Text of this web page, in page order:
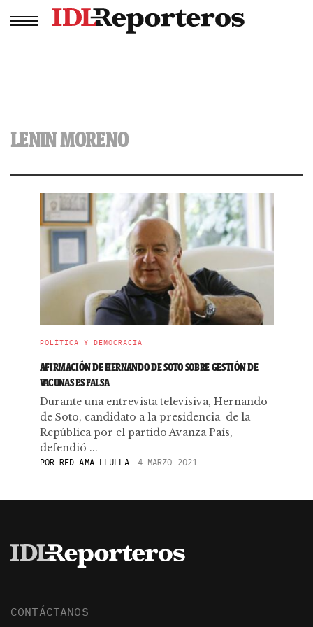
LENIN MORENO
POLÍTICA Y DEMOCRACIA
AFIRMACIÓN DE HERNANDO DE SOTO SOBRE GESTIÓN DE
VACUNAS ES FALSA
Durante una entrevista televisiva, Hernando
de Soto, candidato a la presidencia de la
República por el partido Avanza País,
defendió ...
PORRED AMA LLULLA 4 MARZO 2021
CONTÁCTANOS